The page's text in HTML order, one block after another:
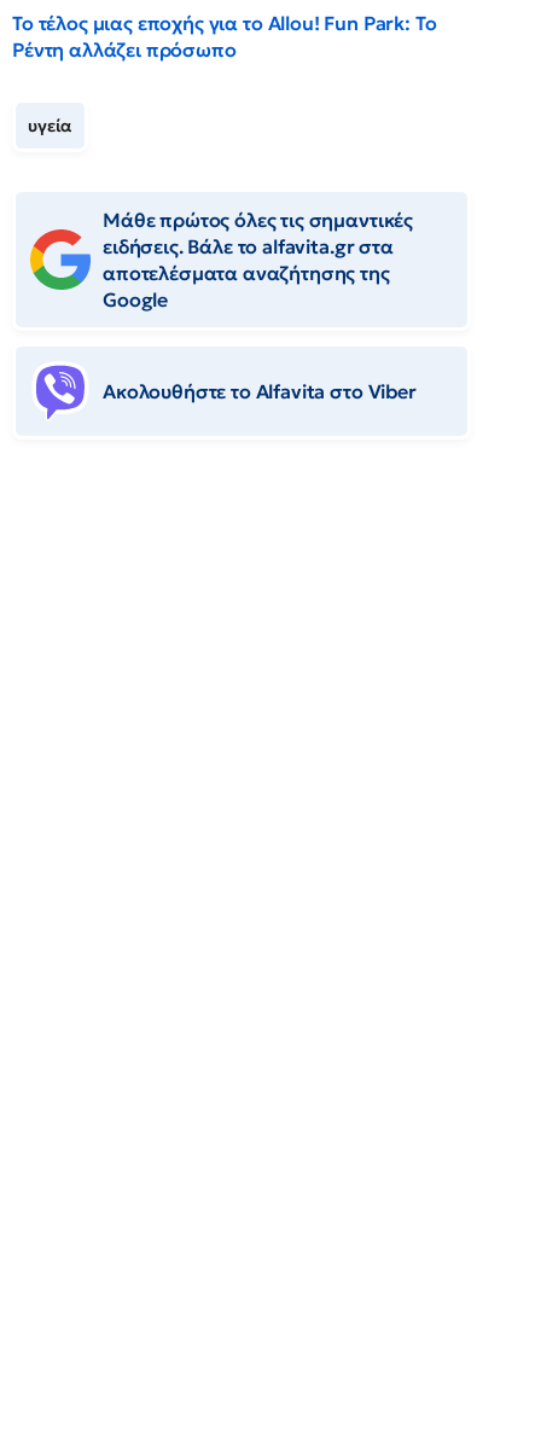
Το τέλος μιας εποχής για το Allou! Fun Park: Το
Ρέντη αλλάζει πρόσωπο
υγεία
Μάθε πρώτος όλες τις σημαντικές
ειδήσεις. Βάλε το alfavita.gr στα
αποτελέσματα αναζήτησης της
Google
Ακολουθήστε το Αlfavita στο Viber